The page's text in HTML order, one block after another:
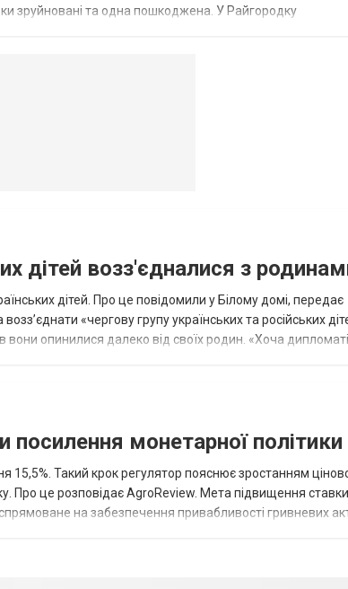
зруйновані та одна пошкоджена. У Райгородку
дітей возз'єдналися з
дітей. Про це повідомили у Білому домі, передає
«чергову групу українських та російських
вони опинилися далеко від своїх родин. «Хоча
посилення монетарної політики
15,5%. Такий крок регулятор пояснює зростанням
Про це розповідає AgroReview. Мета підвищення
на забезпечення привабливості гривневих